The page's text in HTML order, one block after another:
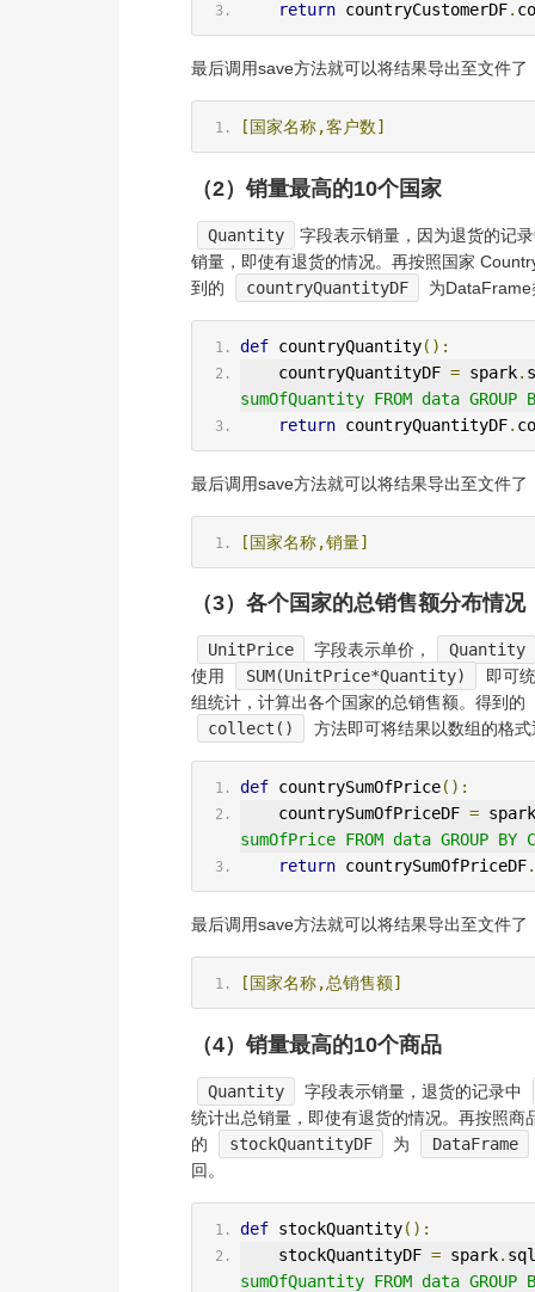
return countryCustomerDF.
最后调用save方法就可以将结果导出至文件了
[国家名称,客户数]
（2）销量最高的10个国家
Quantity
字段表示销量，因为退货的记
销量，即使有退货的情况。再按照国家
到的
countryQuantityDF 为
def countryQuantity():
    countryQuantityDF
= spark.
sumOfQuantity FROM data
return countryQuantityDF.
最后调用save方法就可以将结果导出至文件了
[国家名称,销量]
（3）各个国家的总销售额分布情况
UnitPrice 字段表示单价，
Quantity
使用
SUM(UnitPrice*Quantity)
即可
组统计，计算出各个国家的总销售额。得到的
collect()
方法即可将结果以数组的格
def countrySumOfPrice():
    countrySumOfPriceDF
= spark
sumOfPrice FROM data GROUP BY
return countrySumOfPriceDF.
最后调用save方法就可以将结果导出至文件了
[国家名称,总销售额]
（4）销量最高的10个商品
Quantity
字段表示销量，退货的记录中
统计出总销量，即使有退货的情况。再按照商
的
stockQuantityDF 为 DataFrame
回。
def stockQuantity():
    stockQuantityDF
= spark. sql
sumOfQuantity FROM data GROUP